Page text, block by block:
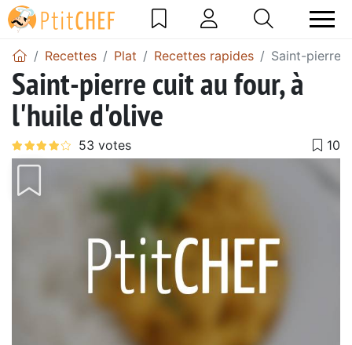
Recettes Plat Recettes rapides Saint-pierre
Saint-pierre cuit au four, à
l'huile d'olive